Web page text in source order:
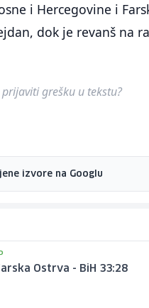
i Hercegovine i
dok je revanš na
grešku u tekstu?
izvore na Googlu
Ostrva - BiH 33:28